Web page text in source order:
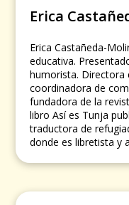
Erica
Erica Castañeda-
educativa.
humorista. Directora
coordinadora de
fundadora de la
libro Así es Tunja
traductora de
donde es libretista y